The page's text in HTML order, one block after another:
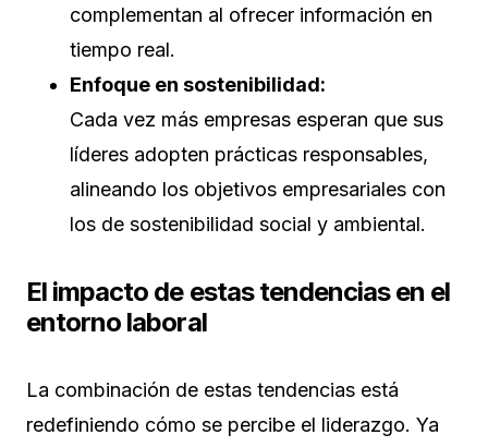
complementan al ofrecer información en
tiempo real.
Enfoque en sostenibilidad:
Cada vez más empresas esperan que sus
líderes adopten prácticas responsables,
alineando los objetivos empresariales con
los de sostenibilidad social y ambiental.
El impacto de estas tendencias en el
entorno laboral
La combinación de estas tendencias está
redefiniendo cómo se percibe el liderazgo. Ya